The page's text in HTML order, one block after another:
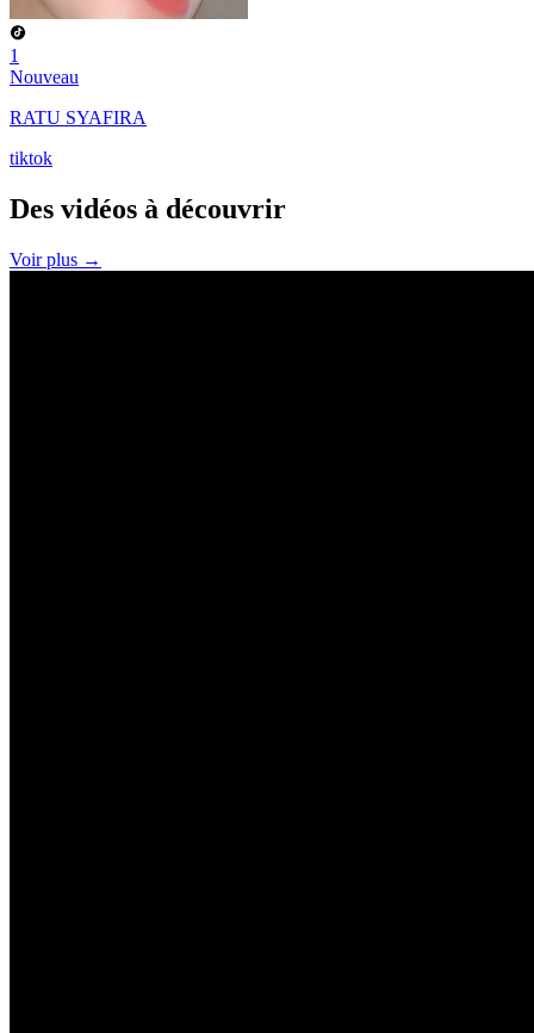
1
Nouveau
RATU SYAFIRA
tiktok
Des vidéos à découvrir
Voir plus →